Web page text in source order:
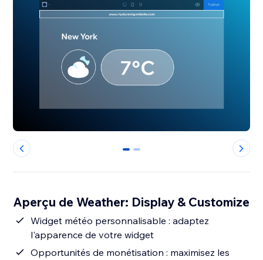
0 1
Aperçu de Weather: Display & Customize
Widget météo personnalisable : adaptez
l'apparence de votre widget
Opportunités de monétisation : maximisez les